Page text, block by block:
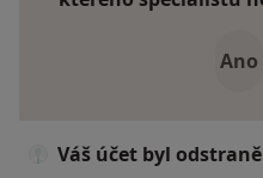
Ano
Váš účet byl